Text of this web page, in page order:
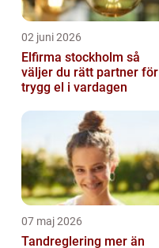
02 juni 2026
Elfirma stockholm så
väljer du rätt partner för
trygg el i vardagen
07 maj 2026
Tandreglering mer än